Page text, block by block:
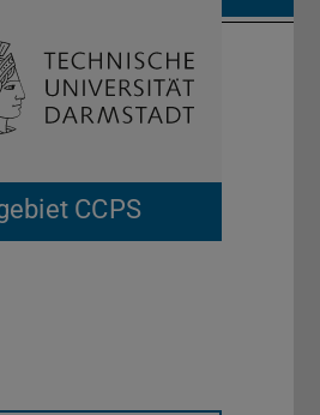
CCPS
Suche öffnen